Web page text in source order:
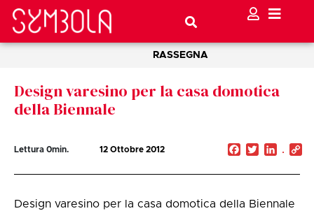
RASSEGNA
Design varesino per la casa domotica
della Biennale
Lettura 0min. 12 Ottobre 2012 Facebook
Twitter
Design varesino per la casa domotica della Biennale